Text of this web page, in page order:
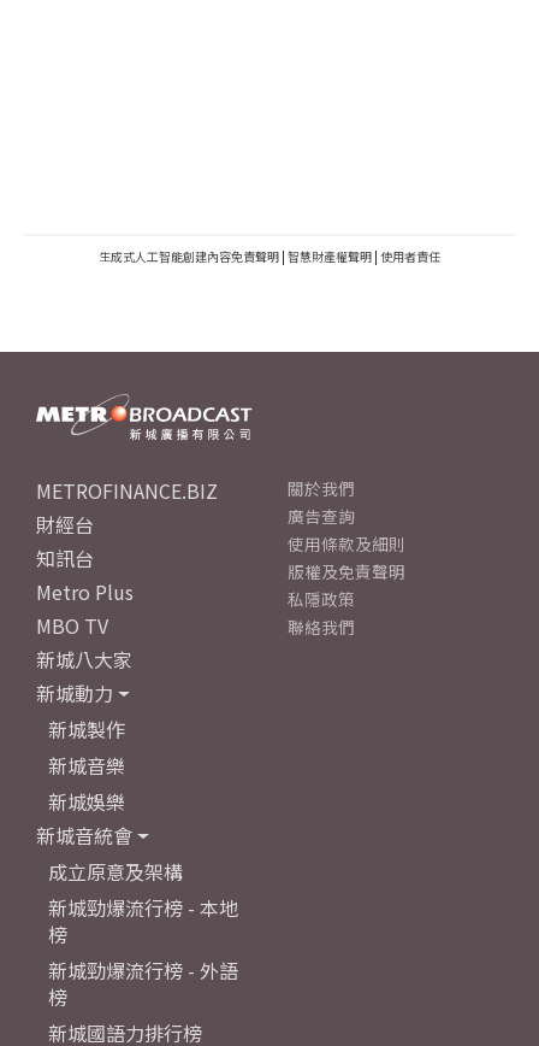
生成式人工智能創建內容免責聲明 | 智慧財產權聲明 | 使用者責任
METROFINANCE.BIZ
財經台
知訊台
Metro Plus
MBO TV
新城八大家
新城動力
新城製作
新城音樂
新城娛樂
新城音統會
成立原意及架構
新城勁爆流行榜 - 本地
榜
新城勁爆流行榜 - 外語
榜
新城國語力排行榜
關於我們
廣告查詢
使用條款及細則
版權及免責聲明
私隱政策
聯絡我們